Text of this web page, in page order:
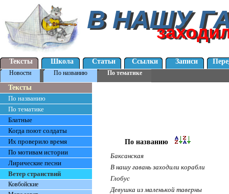
В НАШУ
В НАШУ
Тексты Школа Статьи Ссылки Записи
Новости По названию По тематике
Тексты
По названию
По тематике
Блатные
Когда поют солдаты
Их проверило время
По мотивам истории
Лирические песни
Ветер странствий
Ковбойские
По названию
Баксанская
В нашу гавань заходили корабли
Глобус
Девушка из маленькой таверны